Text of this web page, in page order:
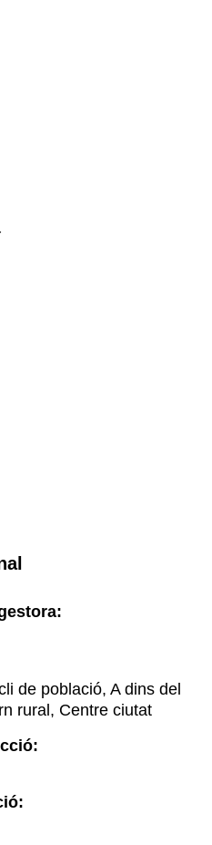
de població, A dins del
rural, Centre ciutat